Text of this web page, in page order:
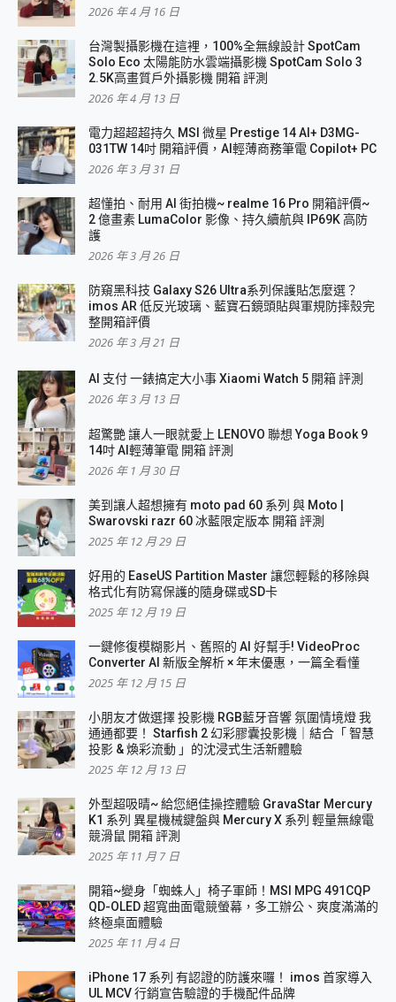
2026 年 4 月 16 日
台灣製攝影機在這裡，100%全無線設計 SpotCam
Solo Eco 太陽能防水雲端攝影機 SpotCam Solo 3
2.5K高畫質戶外攝影機 開箱 評測
2026 年 4 月 13 日
電力超超超持久 MSI 微星 Prestige 14 AI+ D3MG-
031TW 14吋 開箱評價，AI輕薄商務筆電 Copilot+ PC
2026 年 3 月 31 日
超懂拍、耐用 AI 街拍機~ realme 16 Pro 開箱評價~
2 億畫素 LumaColor 影像、持久續航與 IP69K 高防
護
2026 年 3 月 26 日
防窺黑科技 Galaxy S26 Ultra系列保護貼怎麼選？
imos AR 低反光玻璃、藍寶石鏡頭貼與軍規防摔殼完
整開箱評價
2026 年 3 月 21 日
AI 支付 一錶搞定大小事 Xiaomi Watch 5 開箱 評測
2026 年 3 月 13 日
超驚艷 讓人一眼就愛上 LENOVO 聯想 Yoga Book 9
14吋 AI輕薄筆電 開箱 評測
2026 年 1 月 30 日
美到讓人超想擁有 moto pad 60 系列 與 Moto |
Swarovski razr 60 冰藍限定版本 開箱 評測
2025 年 12 月 29 日
好用的 EaseUS Partition Master 讓您輕鬆的移除與
格式化有防寫保護的隨身碟或SD卡
2025 年 12 月 19 日
一鍵修復模糊影片、舊照的 AI 好幫手! VideoProc
Converter AI 新版全解析 × 年末優惠，一篇全看懂
2025 年 12 月 15 日
小朋友才做選擇 投影機 RGB藍牙音響 氛圍情境燈 我
通通都要！ Starfish 2 幻彩膠囊投影機｜結合「 智慧
投影 & 煥彩流動 」的沈浸式生活新體驗
2025 年 12 月 13 日
外型超吸晴~ 給您絕佳操控體驗 GravaStar Mercury
K1 系列 異星機械鍵盤與 Mercury X 系列 輕量無線電
競滑鼠 開箱 評測
2025 年 11 月 7 日
開箱~變身「蜘蛛人」椅子軍師！MSI MPG 491CQP
QD-OLED 超寬曲面電競螢幕，多工辦公、爽度滿滿的
終極桌面體驗
2025 年 11 月 4 日
iPhone 17 系列 有認證的防護來囉！ imos 首家導入
UL MCV 行銷宣告驗證的手機配件品牌